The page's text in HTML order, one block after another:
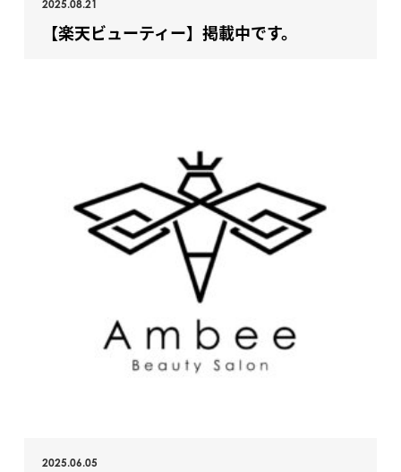
2025.08.21
【楽天ビューティー】掲載中です。
2025.06.05